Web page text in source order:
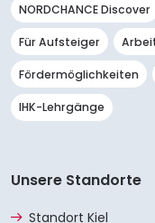
NORDCHANCE Discover
Für Aufsteiger
Fördermöglichkeiten
IHK-Lehrgänge
Unsere Standorte
Standort Kiel